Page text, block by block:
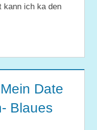
kann ich ka den
Date
Blaues